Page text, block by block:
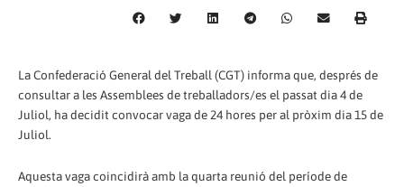
La Confederació General del Treball (CGT) informa que, després de
consultar a les Assemblees de treballadors/es el passat dia 4 de
Juliol, ha decidit convocar vaga de 24 hores per al pròxim dia 15 de
Juliol.
Aquesta vaga coincidirà amb la quarta reunió del període de